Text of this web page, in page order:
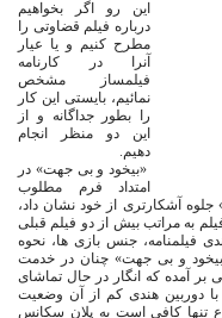
این رو اگر بخواهیم
درباره فیلم قضاوتی را
مطرح کنیم و یا عیار
آنرا در کارنامه
فیلمساز مشخص
نمائیم، بایستی این کار
را بطور جداگانه و از
این دو منظر انجام
دهیم.
«بیخود و بی جهت» در
امتداد فرم مطلوب
آشکارتری از خود نشان داد،
به مراتب بیش از دو فیلم قبلی
فیلمنامه، جنس بازی ها، نحوه
و بی جهت» چنان در خدمت
آمده که انگار در حال تماشای
دوربین هندی کم از آن وضعیت
تنها کافی است به پلان سکانس